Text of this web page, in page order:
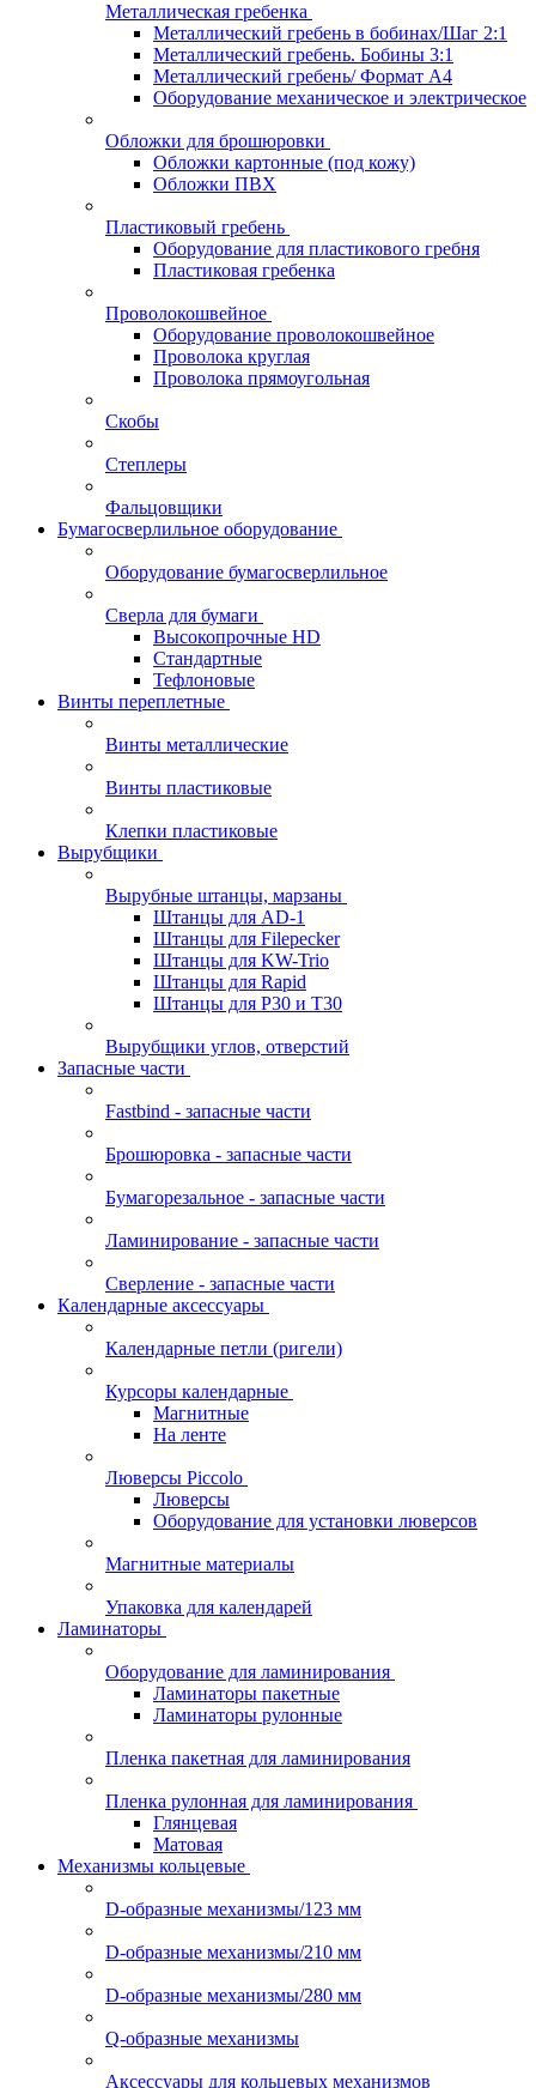
Металлическая гребенка
Металлический гребень в бобинах/Шаг 2:1
Металлический гребень. Бобины 3:1
Металлический гребень/ Формат А4
Оборудование механическое и электрическое
Обложки для брошюровки
Обложки картонные (под кожу)
Обложки ПВХ
Пластиковый гребень
Оборудование для пластикового гребня
Пластиковая гребенка
Проволокошвейное
Оборудование проволокошвейное
Проволока круглая
Проволока прямоугольная
Скобы
Степлеры
Фальцовщики
Бумагосверлильное оборудование
Оборудование бумагосверлильное
Сверла для бумаги
Высокопрочные HD
Стандартные
Тефлоновые
Винты переплетные
Винты металлические
Винты пластиковые
Клепки пластиковые
Вырубщики
Вырубные штанцы, марзаны
Штанцы для AD-1
Штанцы для Filepecker
Штанцы для KW-Trio
Штанцы для Rapid
Штанцы для Р30 и Т30
Вырубщики углов, отверстий
Запасные части
Fastbind - запасные части
Брошюровка - запасные части
Бумагорезальное - запасные части
Ламинирование - запасные части
Сверление - запасные части
Календарные аксессуары
Календарные петли (ригели)
Курсоры календарные
Магнитные
На ленте
Люверсы Piccolo
Люверсы
Оборудование для установки люверсов
Магнитные материалы
Упаковка для календарей
Ламинаторы
Оборудование для ламинирования
Ламинаторы пакетные
Ламинаторы рулонные
Пленка пакетная для ламинирования
Пленка рулонная для ламинирования
Глянцевая
Матовая
Механизмы кольцевые
D-образные механизмы/123 мм
D-образные механизмы/210 мм
D-образные механизмы/280 мм
Q-образные механизмы
Аксессуары для кольцевых механизмов